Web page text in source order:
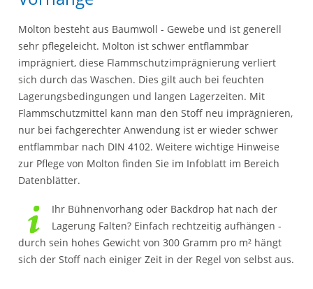
Molton besteht aus Baumwoll - Gewebe und ist generell
sehr pflegeleicht. Molton ist schwer entflammbar
imprägniert, diese Flammschutzimprägnierung verliert
sich durch das Waschen. Dies gilt auch bei feuchten
Lagerungsbedingungen und langen Lagerzeiten. Mit
Flammschutzmittel kann man den Stoff neu imprägnieren,
nur bei fachgerechter Anwendung ist er wieder schwer
entflammbar nach DIN 4102. Weitere wichtige Hinweise
zur Pflege von Molton finden Sie im Infoblatt im Bereich
Datenblätter.
Ihr Bühnenvorhang oder Backdrop hat nach der
Lagerung Falten? Einfach rechtzeitig aufhängen -
durch sein hohes Gewicht von 300 Gramm pro m² hängt
sich der Stoff nach einiger Zeit in der Regel von selbst aus.